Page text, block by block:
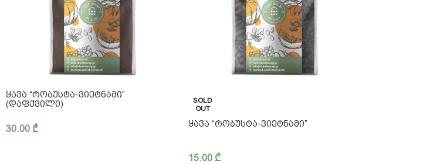
ᲧᲐᲕᲐ “ᲠᲝᲑᲣᲡᲢᲐ-ᲕᲘᲔᲢᲜᲐᲛᲘ”
(ᲓᲐᲤᲥᲕᲘᲚᲘ)
30.00 ₾
SOLD
OUT
ᲧᲐᲕᲐ “ᲠᲝᲑᲣᲡᲢᲐ-ᲕᲘᲔᲢᲜᲐᲛᲘ”
15.00 ₾